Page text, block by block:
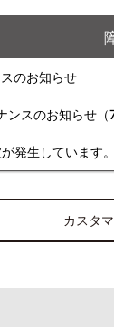
のお知らせ
ンスのお知らせ
発生しています。
カスタ